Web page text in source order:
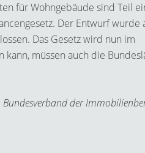
für Wohngebäude sind Teil
Der Entwurf wurde
Das Gesetz wird nun im
kann, müssen auch die
der